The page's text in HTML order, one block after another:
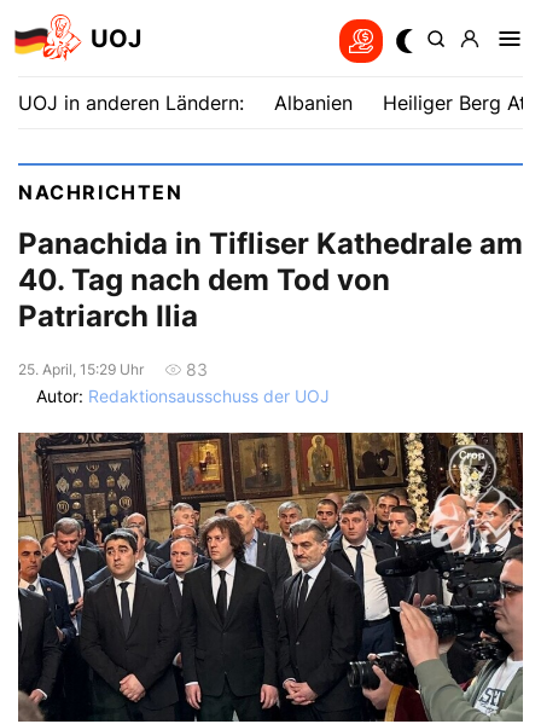
UOJ
UOJ in anderen Ländern: Albanien Heiliger Berg
NACHRICHTEN
Panachida in Tifliser Kathedrale am
40. Tag nach dem Tod von
Patriarch Ilia
25. April, 15:29 Uhr
83
Autor: Redaktionsausschuss der UOJ